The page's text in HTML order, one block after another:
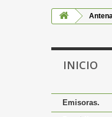
INICIO
Emisoras.